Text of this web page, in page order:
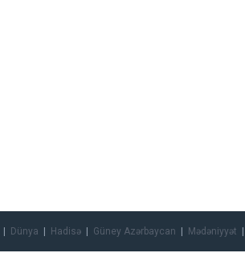
Dünya Hadisə Güney Azərbaycan Mədəniyyət